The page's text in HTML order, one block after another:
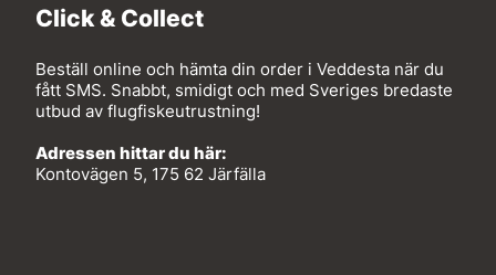
Click & Collect
Beställ online och hämta din order i Veddesta när du
fått SMS. Snabbt, smidigt och med Sveriges bredaste
utbud av flugfiskeutrustning!
Adressen hittar du här:
Kontovägen 5, 175 62 Järfälla